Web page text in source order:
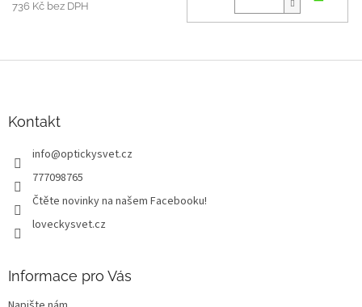
736 Kč bez DPH
Kontakt
info@optickysvet.cz
777098765
Čtěte novinky na našem Facebooku!
loveckysvet.cz
Informace pro Vás